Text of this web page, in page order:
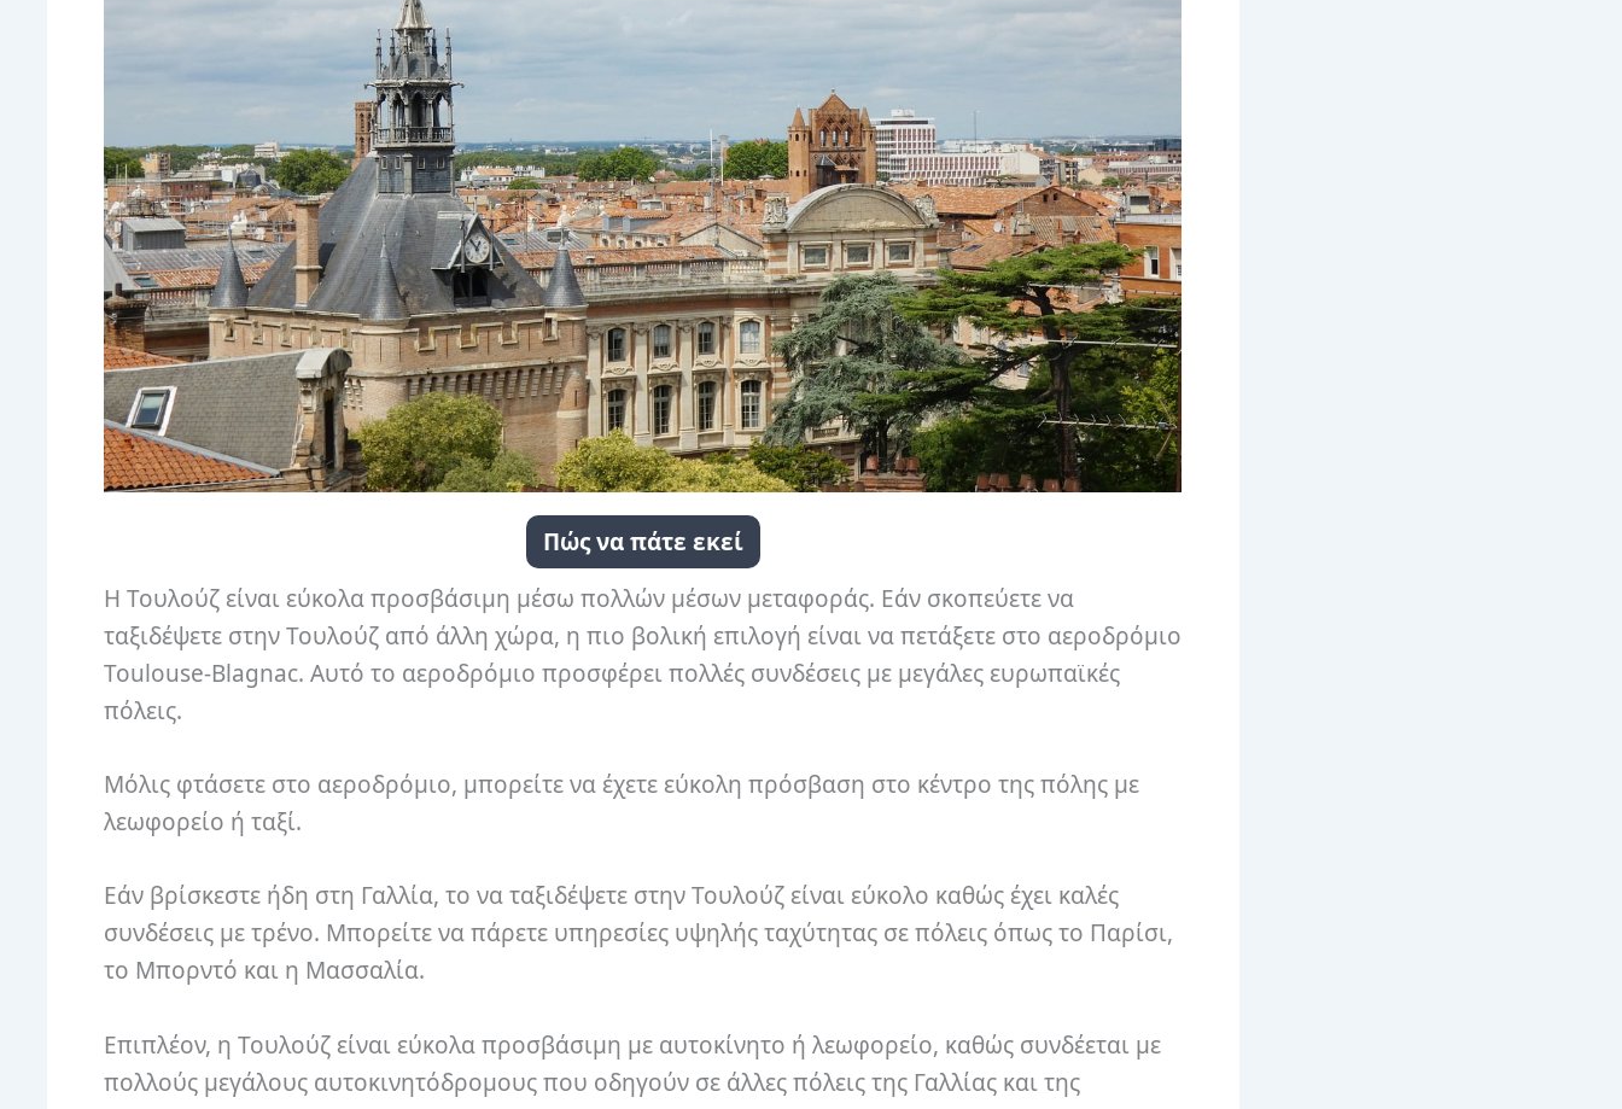
Πώς να πάτε εκεί
Η Τουλούζ είναι εύκολα προσβάσιμη μέσω πολλών μέσων μεταφοράς. Εάν σκοπεύετε να
ταξιδέψετε στην Τουλούζ από άλλη χώρα, η πιο βολική επιλογή είναι να πετάξετε στο αεροδρόμιο
Toulouse-Blagnac. Αυτό το αεροδρόμιο προσφέρει πολλές συνδέσεις με μεγάλες ευρωπαϊκές
πόλεις.
Μόλις φτάσετε στο αεροδρόμιο, μπορείτε να έχετε εύκολη πρόσβαση στο κέντρο της πόλης με
λεωφορείο ή ταξί.
Εάν βρίσκεστε ήδη στη Γαλλία, το να ταξιδέψετε στην Τουλούζ είναι εύκολο καθώς έχει καλές
συνδέσεις με τρένο. Μπορείτε να πάρετε υπηρεσίες υψηλής ταχύτητας σε πόλεις όπως το Παρίσι,
το Μπορντό και η Μασσαλία.
Επιπλέον, η Τουλούζ είναι εύκολα προσβάσιμη με αυτοκίνητο ή λεωφορείο, καθώς συνδέεται με
πολλούς μεγάλους αυτοκινητόδρομους που οδηγούν σε άλλες πόλεις της Γαλλίας και της